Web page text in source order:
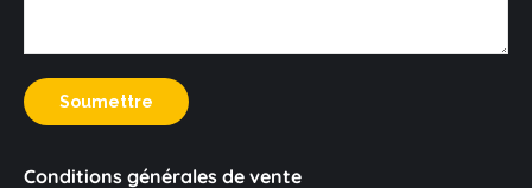
Soumettre
Conditions générales de vente